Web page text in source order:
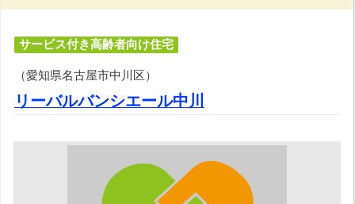
サービス付き高齢者向け住宅
（愛知県名古屋市中川区）
リーバルバンシエール中川